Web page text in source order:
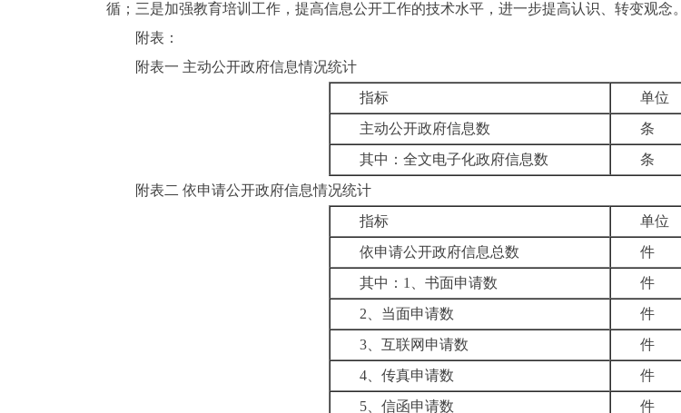
循；三是加强教育培训工作，提高信息公开工作的技术水平，进一步提高认识、转变观念。
附表：
附表一 主动公开政府信息情况统计
指标
单位
主动公开政府信息数
条
其中：全文电子化政府信息数
条
附表二 依申请公开政府信息情况统计
指标
单位
依申请公开政府信息总数
件
其中：1、书面申请数
件
2、当面申请数
件
3、互联网申请数
件
4、传真申请数
件
5、信函申请数
件